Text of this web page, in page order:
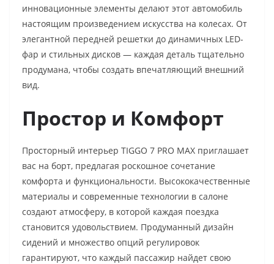
инновационные элементы делают этот автомобиль
настоящим произведением искусства на колесах. От
элегантной передней решетки до динамичных LED-
фар и стильных дисков — каждая деталь тщательно
продумана, чтобы создать впечатляющий внешний
вид.
Простор и Комфорт
Просторный интерьер TIGGO 7 PRO MAX приглашает
вас на борт, предлагая роскошное сочетание
комфорта и функциональности. Высококачественные
материалы и современные технологии в салоне
создают атмосферу, в которой каждая поездка
становится удовольствием. Продуманный дизайн
сидений и множество опций регулировок
гарантируют, что каждый пассажир найдет свою